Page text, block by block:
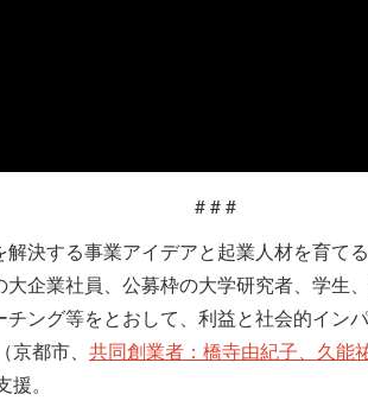
# # #
決する事業アイデアと起業人材を育て
企業社員、公募枠の大学研究者、学生、
ング等をとおして、利益と社会的イン
都市、 共同創業者：橋寺由紀子、久能
。